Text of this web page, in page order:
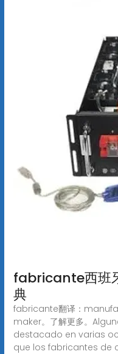
fabricante西班
典
fabricante翻译：
maker。了解更多。
destacado en varias
que los fabricantes de